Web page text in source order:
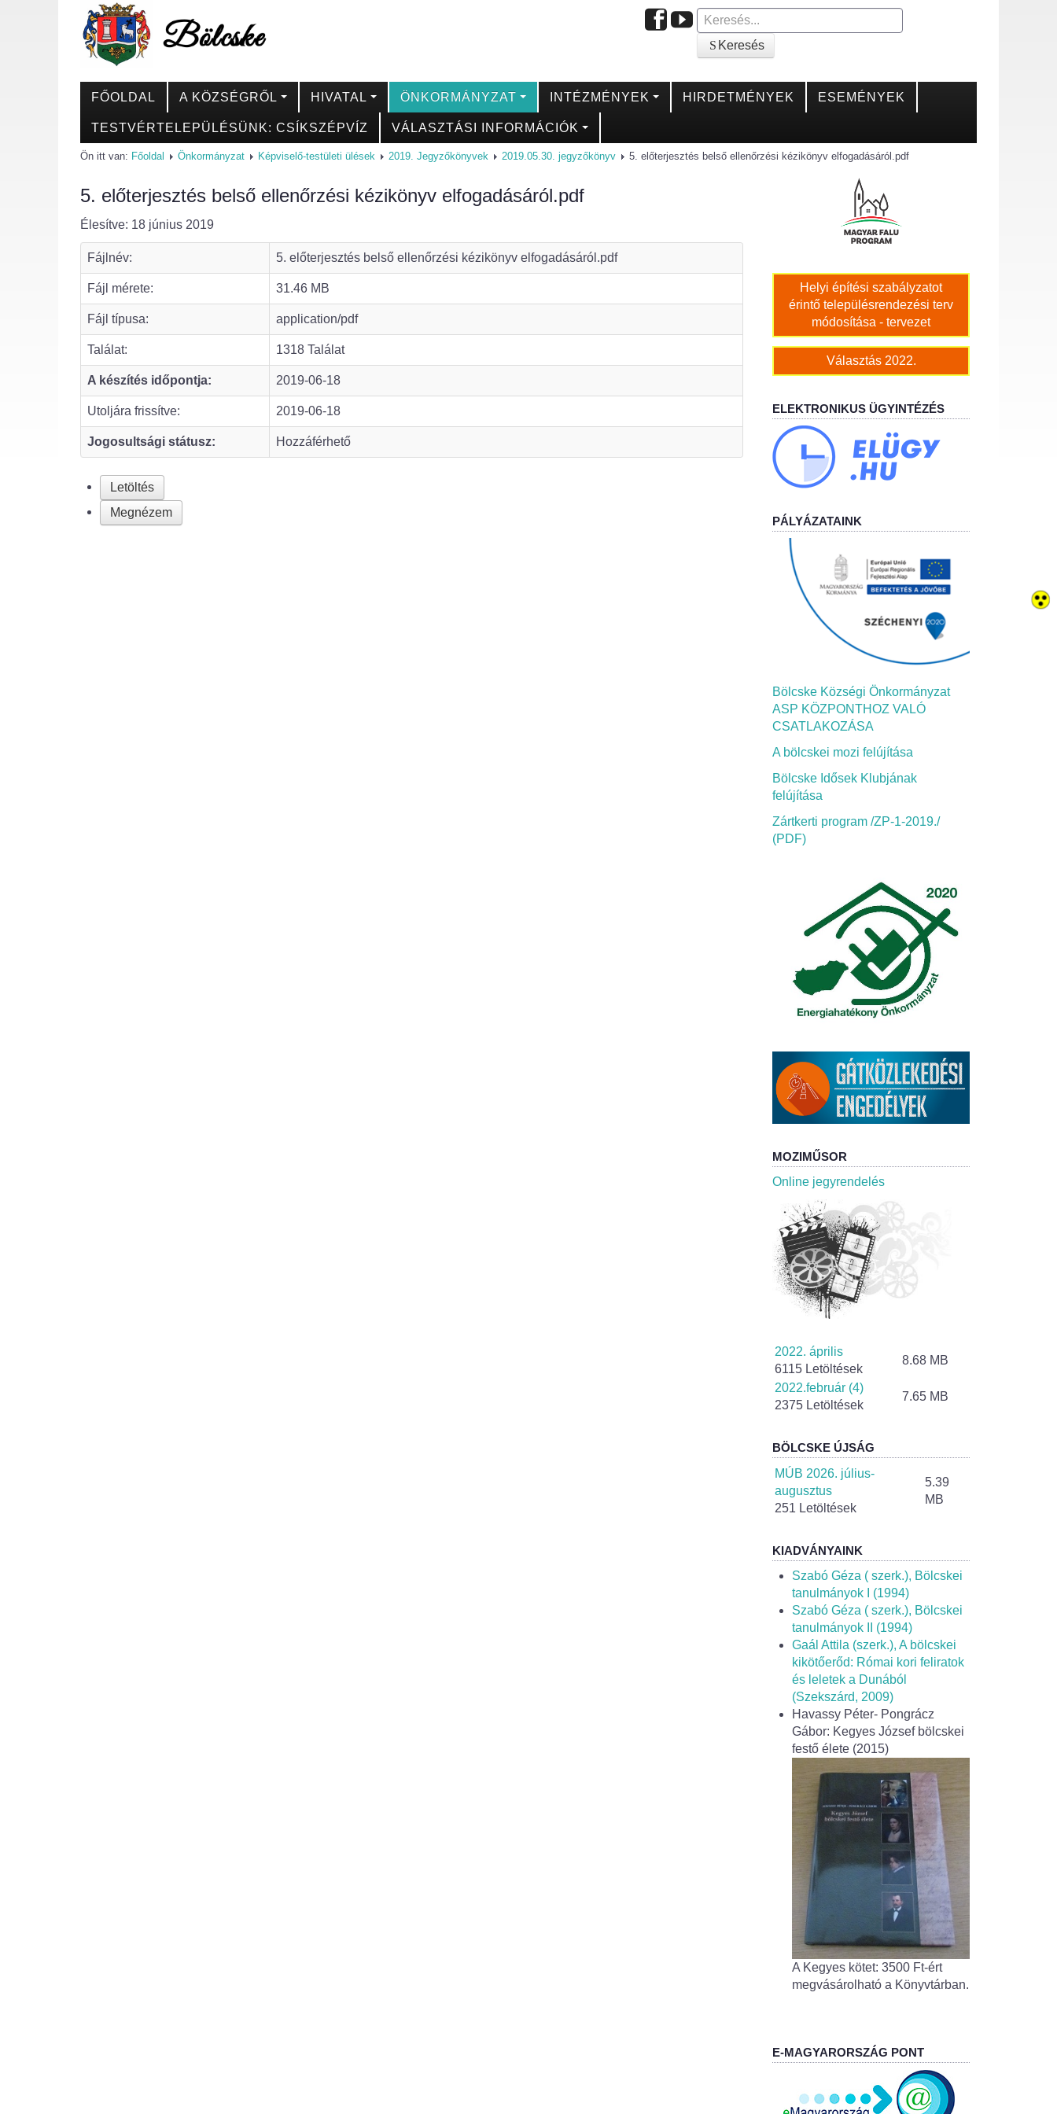
Keresés
FŐOLDAL A KÖZSÉGRŐL HIVATAL ÖNKORMÁNYZAT INTÉZMÉNYEK HIRDETMÉNYEK ESEMÉNYEK
TESTVÉRTELEPÜLÉSÜNK: CSÍKSZÉPVÍZ VÁLASZTÁSI INFORMÁCIÓK
Ön itt van: Főoldal Önkormányzat Képviselő-testületi ülések 2019. Jegyzőkönyvek 2019.05.30. jegyzőkönyv 5. előterjesztés belső ellenőrzési kézikönyv elfogadásáról.pdf
5. előterjesztés belső ellenőrzési kézikönyv elfogadásáról.pdf
Élesítve: 18 június 2019
Fájlnév: 5. előterjesztés belső ellenőrzési kézikönyv elfogadásáról.pdf
Fájl mérete: 31.46 MB
Fájl típusa: application/pdf
Találat: 1318 Találat
A készítés időpontja: 2019-06-18
Utoljára frissítve: 2019-06-18
Jogosultsági státusz: Hozzáférhető
Letöltés
Megnézem
Helyi építési szabályzatot
érintő településrendezési terv
módosítása - tervezet
Választás 2022.
ELEKTRONIKUS ÜGYINTÉZÉS
PÁLYÁZATAINK
Bölcske Községi Önkormányzat
ASP KÖZPONTHOZ VALÓ
CSATLAKOZÁSA
A bölcskei mozi felújítása
Bölcske Idősek Klubjának
felújítása
Zártkerti program /ZP-1-2019./
(PDF)
MOZIMŰSOR
Online jegyrendelés
2022. április
6115 Letöltések
8.68 MB
2022.február (4)
2375 Letöltések
7.65 MB
BÖLCSKE ÚJSÁG
MÚB 2026. július-
augusztus
251 Letöltések
5.39
MB
KIADVÁNYAINK
Szabó Géza ( szerk.), Bölcskei
tanulmányok I (1994)
Szabó Géza ( szerk.), Bölcskei
tanulmányok II (1994)
Gaál Attila (szerk.), A bölcskei
kikötőerőd: Római kori feliratok
és leletek a Dunából
(Szekszárd, 2009)
Havassy Péter- Pongrácz
Gábor: Kegyes József bölcskei
festő élete (2015)
A Kegyes kötet: 3500 Ft-ért
megvásárolható a Könyvtárban.
E-MAGYARORSZÁG PONT